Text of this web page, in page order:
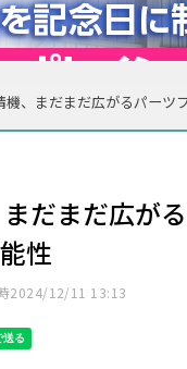
機、まだまだ広がるパーツ
だまだ広がる
性
2024/12/11 13:13